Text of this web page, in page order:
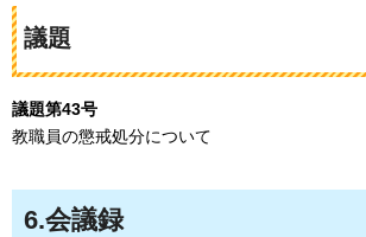
議題
議題第43号
教職員の懲戒処分について
6.会議録